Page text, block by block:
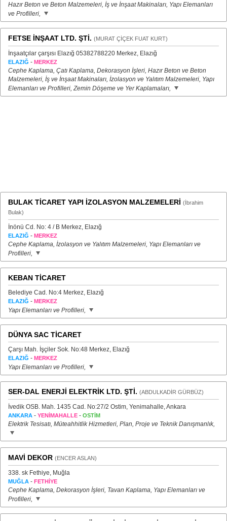
Hazır Beton ve Beton Malzemeleri, İş ve İnşaat Makinaları, Yapı Elemanları
ve Profilleri,
FETSE İNŞAAT LTD. ŞTİ. (MURAT ÇİÇEK FUAT KURT)
İnşaatçılar çarşısı Elazığ 05382788220 Merkez, Elazığ
ELAZIĞ - MERKEZ
Cephe Kaplama, Çatı Kaplama, Dekorasyon İşleri, Hazır Beton ve Beton
Malzemeleri, İş ve İnşaat Makinaları, İzolasyon ve Yalıtım Malzemeleri, Yapı
Elemanları ve Profilleri, Zemin Döşeme ve Yer Kaplamaları,
BULAK TİCARET YAPI İZOLASYON MALZEMELERİ (İbrahim
Bulak)
İnönü Cd. No: 4 / B Merkez, Elazığ
ELAZIĞ - MERKEZ
Cephe Kaplama, İzolasyon ve Yalıtım Malzemeleri, Yapı Elemanları ve
Profilleri,
KEBAN TİCARET
Belediye Cad. No:4 Merkez, Elazığ
ELAZIĞ - MERKEZ
Yapı Elemanları ve Profilleri,
DÜNYA SAC TİCARET
Çarşı Mah. İşçiler Sok. No:48 Merkez, Elazığ
ELAZIĞ - MERKEZ
Yapı Elemanları ve Profilleri,
SER-DAL ENERJİ ELEKTRİK LTD. ŞTİ. (ABDULKADİR GÜRBÜZ)
İvedik OSB. Mah. 1435 Cad. No:27/2 Ostim, Yenimahalle, Ankara
ANKARA - YENİMAHALLE - OSTİM
Elektrik Tesisatı, Müteahhitlik Hizmetleri, Plan, Proje ve Teknik Danışmanlık,
MAVİ DEKOR (ENCER ASLAN)
338. sk Fethiye, Muğla
MUĞLA - FETHİYE
Cephe Kaplama, Dekorasyon İşleri, Tavan Kaplama, Yapı Elemanları ve
Profilleri,